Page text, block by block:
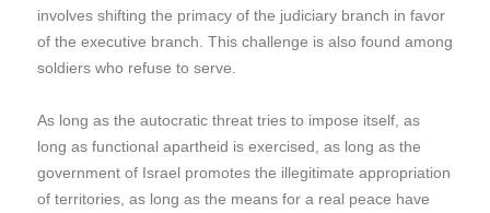
involves shifting the primacy of the judiciary branch in favor
of the executive branch. This challenge is also found among
soldiers who refuse to serve.
As long as the autocratic threat tries to impose itself, as
long as functional apartheid is exercised, as long as the
government of Israel promotes the illegitimate appropriation
of territories, as long as the means for a real peace have